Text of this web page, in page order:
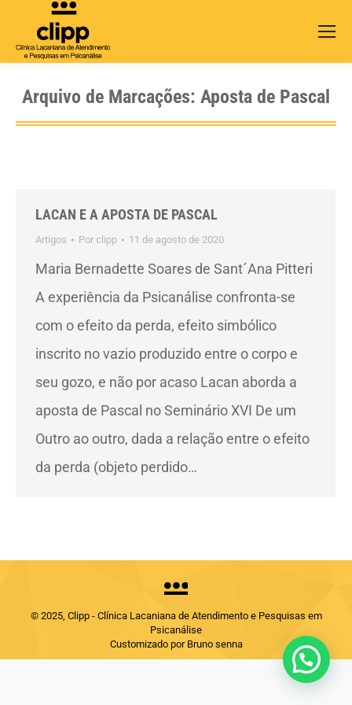
Arquivo de Marcações: Aposta de Pascal
LACAN E A APOSTA DE PASCAL
Artigos Por clipp 11 de agosto de 2020
Maria Bernadette Soares de Sant´Ana Pitteri
A experiência da Psicanálise confronta-se
com o efeito da perda, efeito simbólico
inscrito no vazio produzido entre o corpo e
seu gozo, e não por acaso Lacan aborda a
aposta de Pascal no Seminário XVI De um
Outro ao outro, dada a relação entre o efeito
da perda (objeto perdido…
© 2025, Clipp - Clínica Lacaniana de Atendimento e Pesquisas em
Psicanálise
Customizado por Bruno senna